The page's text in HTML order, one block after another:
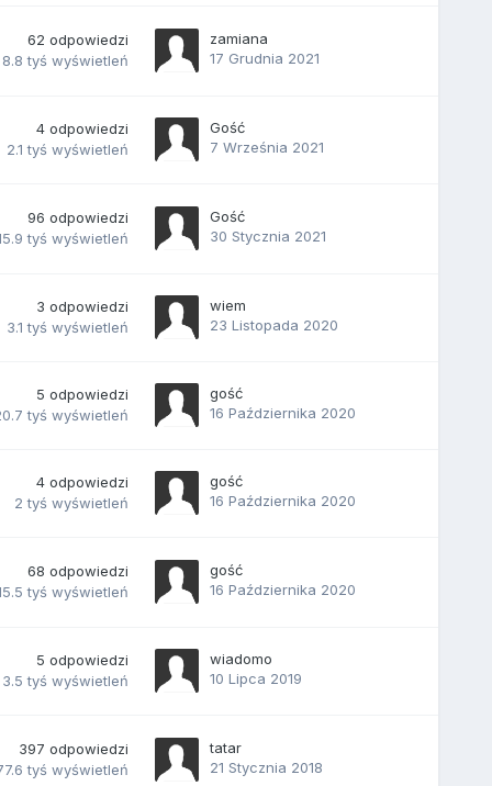
62 odpowiedzi
8.8 tyś wyświetleń
zamiana
17 Grudnia 2021
4 odpowiedzi
2.1 tyś wyświetleń
Gość
7 Września 2021
96 odpowiedzi
tyś wyświetleń
Gość
30 Stycznia 2021
3 odpowiedzi
3.1 tyś wyświetleń
wiem
23 Listopada 2020
5 odpowiedzi
tyś wyświetleń
gość
16 Października 2020
4 odpowiedzi
2 tyś wyświetleń
gość
16 Października 2020
68 odpowiedzi
tyś wyświetleń
gość
16 Października 2020
5 odpowiedzi
3.5 tyś wyświetleń
wiadomo
10 Lipca 2019
397 odpowiedzi
tyś wyświetleń
tatar
21 Stycznia 2018